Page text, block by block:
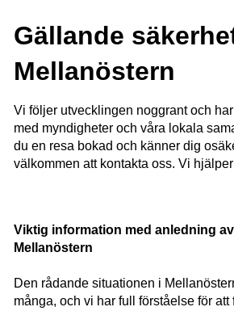
Gällande
Mellanöstern
Vi följer utvecklingen noggrant och
med myndigheter och våra lokala
du en resa bokad och känner dig
välkommen att kontakta oss. Vi
Viktig information med anledning
Mellanöstern
Den rådande situationen i
många, och vi har full förståelse för att